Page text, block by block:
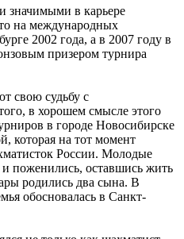
значимыми в карьере
на международных
2002 года, а в 2007 году в
призером турнира
свою судьбу с
в хорошем смысле этого
в городе Новосибирске
которая на тот момент
России. Молодые
поженились, оставшись жить
родились два сына. В
обосновалась в Санкт-